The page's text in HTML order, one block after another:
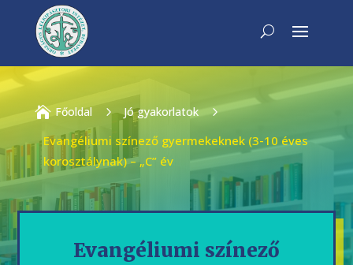
 Főoldal 5 Jó gyakorlatok 5
Evangéliumi színező gyermekeknek (3-10 éves
korosztálynak) – „C” év
Evangéliumi színező